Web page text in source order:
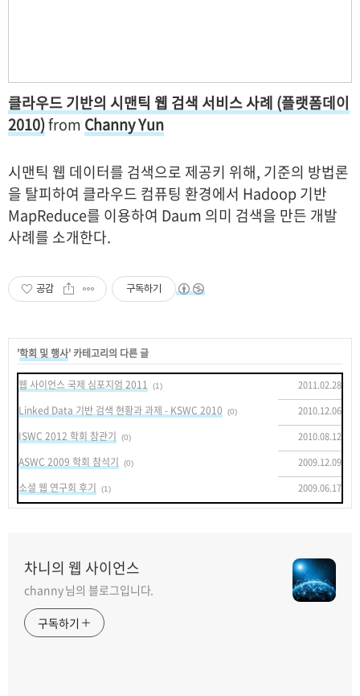
클라우드 기반의 시맨틱 웹 검색 서비스 사례 (플랫폼데이
2010)from Channy Yun
시맨틱 웹 데이터를 검색으로 제공키 위해, 기준의 방법론
을 탈피하여 클라우드 컴퓨팅 환경에서 Hadoop 기반
MapReduce를 이용하여 Daum 의미 검색을 만든 개발
사례를 소개한다.
공감 구독하기
'학회 및 행사' 카테고리의 다른 글
웹 사이언스 국제 심포지엄 2011 (1) 2011.02.28
Linked Data 기반 검색 현황과 과제 - KSWC 2010 (0) 2010.12.06
ISWC 2012 학회 참관기 (0) 2010.08.12
ASWC 2009 학회 참석기 (0) 2009.12.09
소셜 웹 연구회 후기 (1) 2009.06.17
차니의 웹 사이언스
channy 님의 블로그입니다.
구독하기